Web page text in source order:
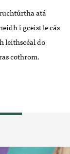
atá
i gceist le cás
leithscéal do
cothrom.